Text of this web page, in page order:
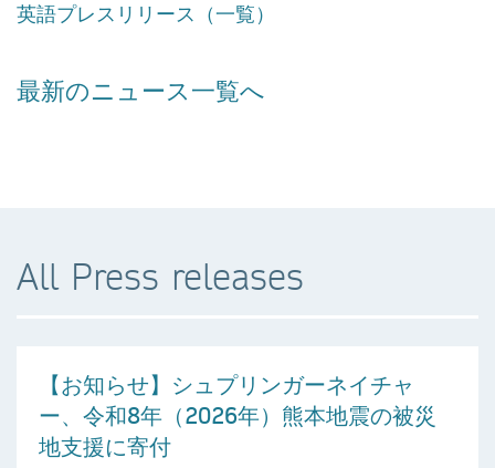
英語プレスリリース（一覧）
最新のニュース一覧へ
All Press releases
【お知らせ】シュプリンガーネイチャ
ー、令和8年（2026年）熊本地震の被災
地支援に寄付